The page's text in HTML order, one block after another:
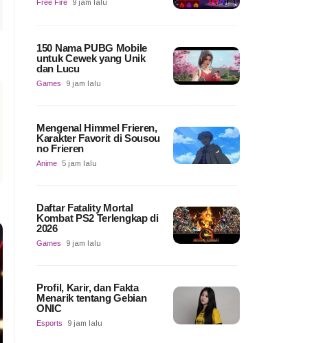
Free Fire 9 jam lalu
150 Nama PUBG Mobile
untuk Cewek yang Unik
dan Lucu
Games 9 jam lalu
Mengenal Himmel Frieren,
Karakter Favorit di Sousou
no Frieren
Anime 5 jam lalu
Daftar Fatality Mortal
Kombat PS2 Terlengkap di
2026
Games 9 jam lalu
Profil, Karir, dan Fakta
Menarik tentang Gebian
ONIC
Esports 9 jam lalu